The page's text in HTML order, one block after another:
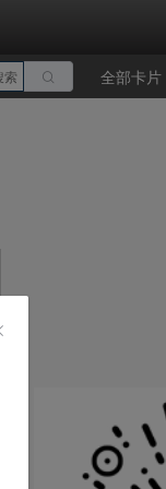
索 全部卡片